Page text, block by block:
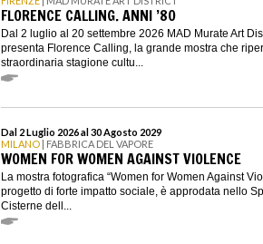
FLORENCE CALLING. ANNI ’80
Dal 2 luglio al 20 settembre 2026 MAD Murate Art
presenta Florence Calling, la grande mostra che
straordinaria stagione cultu...
Dal 2 Luglio 2026 al 30 Agosto 2029
MILANO | FABBRICA DEL VAPORE
WOMEN FOR WOMEN AGAINST VIOLENCE
La mostra fotografica “Women for Women Against
progetto di forte impatto sociale, è approdata nello
Cisterne dell...